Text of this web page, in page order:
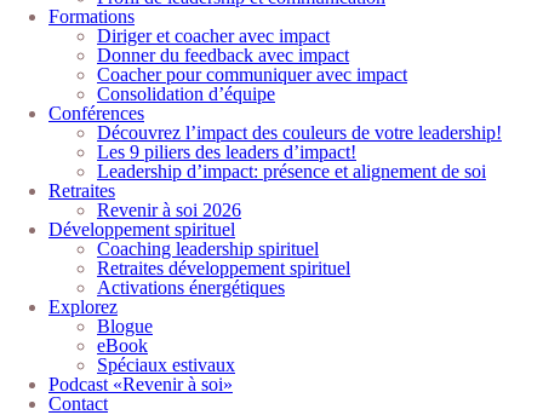
Formations
Diriger et coacher avec impact
Donner du feedback avec impact
Coacher pour communiquer avec impact
Consolidation d’équipe
Conférences
Découvrez l’impact des couleurs de votre leadership!
Les 9 piliers des leaders d’impact!
Leadership d’impact: présence et alignement de soi
Retraites
Revenir à soi 2026
Développement spirituel
Coaching leadership spirituel
Retraites développement spirituel
Activations énergétiques
Explorez
Blogue
eBook
Spéciaux estivaux
Podcast «Revenir à soi»
Contact